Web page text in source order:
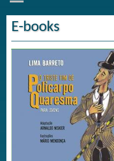
E-books